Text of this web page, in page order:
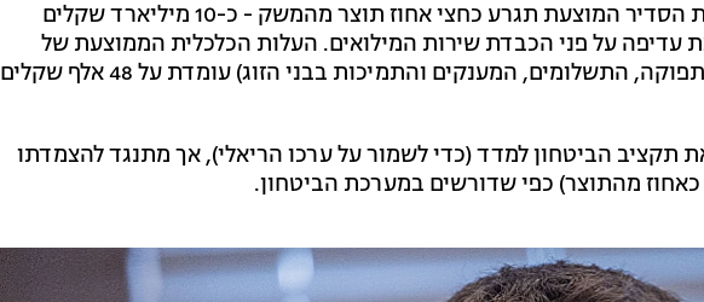
באוצר אומרים כי הארכת שירות הסדיר המוצעת תגרע כחצי אחוז תוצר מהמשק - כ-10 מיליארד שקלים
עדיפה על פני הכבדת שירות המילואים. העלות הכלכלית הממוצעת של
מילואים לגברים (כולל אובדן התפוקה, התשלומים, המענקים והתמיכות בבני הזוג) עומדת על 48 אלף שקלים
תקציב הביטחון למדד (כדי לשמור על ערכו הריאלי), אך מתנגד להצמדתו
מהתוצר) כפי שדורשים במערכת הביטחון.